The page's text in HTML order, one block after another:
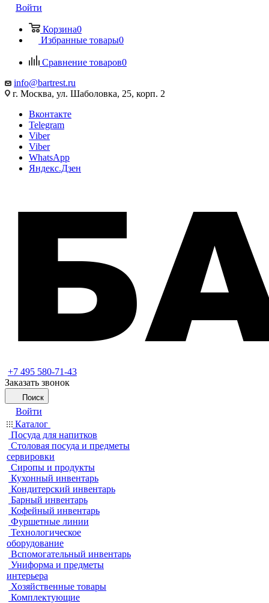
Войти
Корзина0
Избранные товары0
Сравнение товаров0
info@bartrest.ru
г. Москва, ул. Шаболовка, 25, корп. 2
Вконтакте
Telegram
Viber
Viber
WhatsApp
Яндекс.Дзен
+7 495 580-71-43
Заказать звонок
Поиск
Войти
Каталог
Посуда для напитков
Столовая посуда и предметы
сервировки
Сиропы и продукты
Кухонный инвентарь
Кондитерский инвентарь
Барный инвентарь
Кофейный инвентарь
Фуршетные линии
Технологическое
оборудование
Вспомогательный инвентарь
Униформа и предметы
интерьера
Хозяйственные товары
Комплектующие